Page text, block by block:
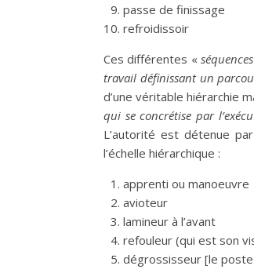
passe de finissage
refroidissoir
Ces différentes «
travail définissant un
d’une véritable hiérarchie
qui se concrétise par
L’autorité est détenue
l’échelle hiérarchique :
apprenti ou manoeuvre
avioteur
lamineur à l’avant
refouleur (qui est son
dégrossisseur [le